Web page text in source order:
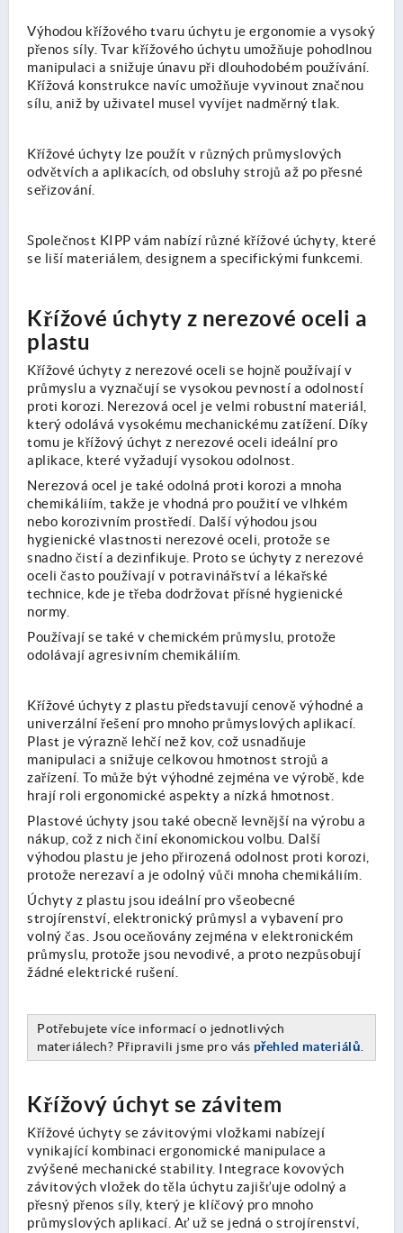
Výhodou křížového tvaru úchytu je ergonomie a vysoký
přenos síly. Tvar křížového úchytu umožňuje pohodlnou
manipulaci a snižuje únavu při dlouhodobém používání.
Křížová konstrukce navíc umožňuje vyvinout značnou
sílu, aniž by uživatel musel vyvíjet nadměrný tlak.
Křížové úchyty lze použít v různých průmyslových
odvětvích a aplikacích, od obsluhy strojů až po přesné
seřizování.
Společnost KIPP vám nabízí různé křížové úchyty, které
se liší materiálem, designem a specifickými funkcemi.
Křížové úchyty z nerezové oceli a
plastu
Křížové úchyty z nerezové oceli se hojně používají v
průmyslu a vyznačují se vysokou pevností a odolností
proti korozi. Nerezová ocel je velmi robustní materiál,
který odolává vysokému mechanickému zatížení. Díky
tomu je křížový úchyt z nerezové oceli ideální pro
aplikace, které vyžadují vysokou odolnost.
Nerezová ocel je také odolná proti korozi a mnoha
chemikáliím, takže je vhodná pro použití ve vlhkém
nebo korozivním prostředí. Další výhodou jsou
hygienické vlastnosti nerezové oceli, protože se
snadno čistí a dezinfikuje. Proto se úchyty z nerezové
oceli často používají v potravinářství a lékařské
technice, kde je třeba dodržovat přísné hygienické
normy.
Používají se také v chemickém průmyslu, protože
odolávají agresivním chemikáliím.
Křížové úchyty z plastu představují cenově výhodné a
univerzální řešení pro mnoho průmyslových aplikací.
Plast je výrazně lehčí než kov, což usnadňuje
manipulaci a snižuje celkovou hmotnost strojů a
zařízení. To může být výhodné zejména ve výrobě, kde
hrají roli ergonomické aspekty a nízká hmotnost.
Plastové úchyty jsou také obecně levnější na výrobu a
nákup, což z nich činí ekonomickou volbu. Další
výhodou plastu je jeho přirozená odolnost proti korozi,
protože nerezaví a je odolný vůči mnoha chemikáliím.
Úchyty z plastu jsou ideální pro všeobecné
strojírenství, elektronický průmysl a vybavení pro
volný čas. Jsou oceňovány zejména v elektronickém
průmyslu, protože jsou nevodivé, a proto nezpůsobují
žádné elektrické rušení.
Potřebujete více informací o jednotlivých
materiálech? Připravili jsme pro vás přehled materiálů.
Křížový úchyt se závitem
Křížové úchyty se závitovými vložkami nabízejí
vynikající kombinaci ergonomické manipulace a
zvýšené mechanické stability. Integrace kovových
závitových vložek do těla úchytu zajišťuje odolný a
přesný přenos síly, který je klíčový pro mnoho
průmyslových aplikací. Ať už se jedná o strojírenství,